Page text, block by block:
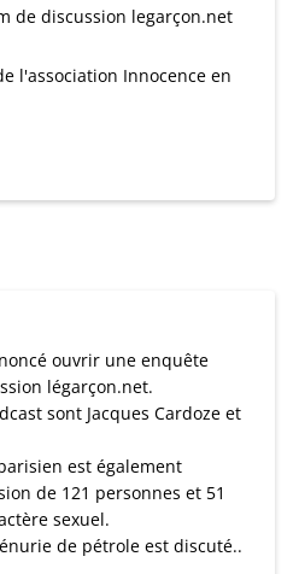
de discussion legarçon.net
l'association Innocence en
ouvrir une enquête
légarçon.net.
sont Jacques Cardoze et
est également
de 121 personnes et 51
sexuel.
de pétrole est discuté..